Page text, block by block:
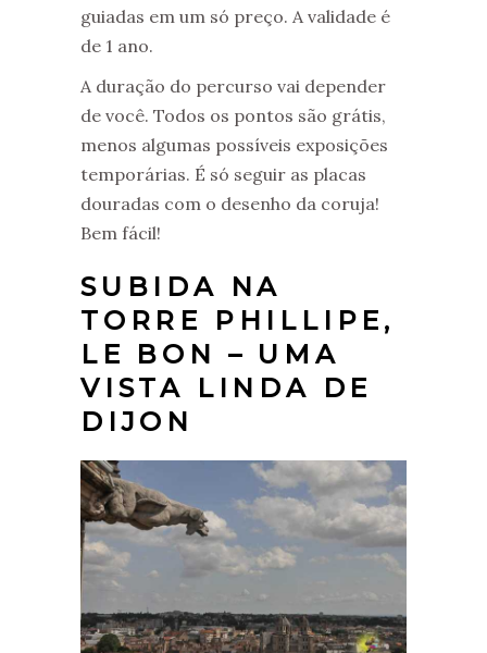
guiadas em um só preço. A validade é
de 1 ano.
A duração do percurso vai depender
de você. Todos os pontos são grátis,
menos algumas possíveis exposições
temporárias. É só seguir as placas
douradas com o desenho da coruja!
Bem fácil!
SUBIDA NA
TORRE PHILLIPE,
LE BON – UMA
VISTA LINDA DE
DIJON